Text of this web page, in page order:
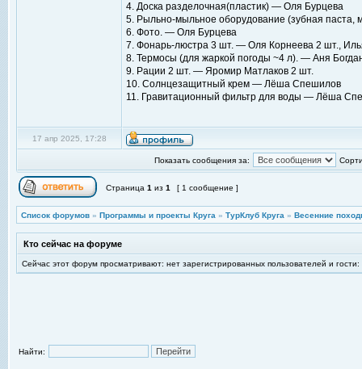
4. Доска разделочная(пластик) — Оля Бурцева
5. Рыльно-мыльное оборудование (зубная
6. Фото. — Оля Бурцева
7. Фонарь-люстра 3 шт. — Оля Корнеева 2 шт.,
8. Термосы (для жаркой погоды ~4 л). — Аня
9. Рации 2 шт. — Яромир Матлаков 2 шт.
10. Солнцезащитный крем — Лёша Спешилов
11. Гравитационный фильтр для воды — Лёша
17 апр 2025, 17:28
Показать сообщения за:
Страница 1 из 1 [ 1 сообщение ]
Список форумов » Программы и проекты Круга » ТурКлуб Круга » Весенние
Кто сейчас на форуме
Сейчас этот форум просматривают: нет зарегистрированных пользователей и гости:
Найти: